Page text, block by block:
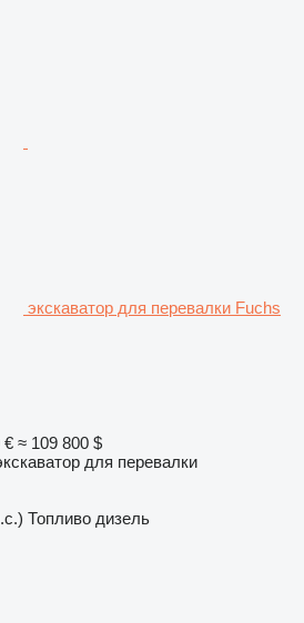
экскаватор для перевалки Fuchs
€ ≈ 109 800 $
для перевалки
Топливо дизель